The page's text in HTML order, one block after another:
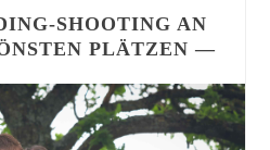
SHOOTING AN
PLÄTZEN —